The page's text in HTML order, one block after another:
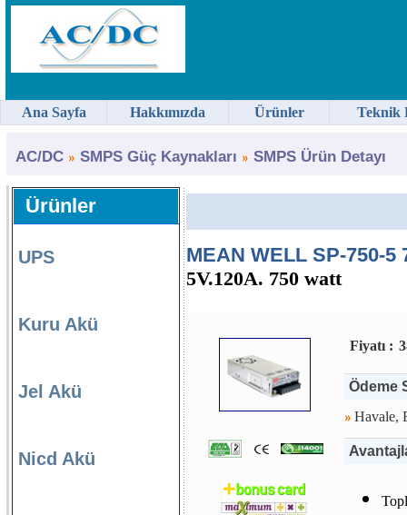
AC/DC SMPS Güç Kaynakları SMPS Ürün Detayı
Ürünler
UPS
Kuru Akü
Jel Akü
Nicd Akü
MEAN WELL SP-750-5
5V.120A. 750 watt
Fiyatı :
Ödeme
Havale,
Ana Sayfa Hakkımızda Ürünler Teknik